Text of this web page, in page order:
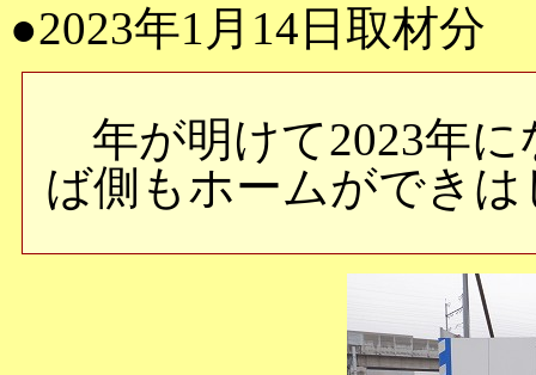
●2023年1月14日取材分
年が明けて2023年に
ば側もホームができ